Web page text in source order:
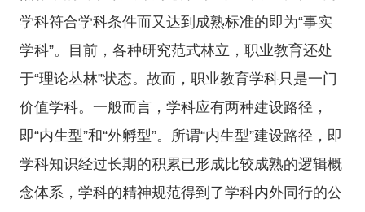
学科符合学科条件而又达到成熟标准的即为“事实
学科”。目前，各种研究范式林立，职业教育还处
于“理论丛林”状态。故而，职业教育学科只是一门
价值学科。一般而言，学科应有两种建设路径，
即“内生型”和“外孵型”。所谓“内生型”建设路径，即
学科知识经过长期的积累已形成比较成熟的逻辑概
念体系，学科的精神规范得到了学科内外同行的公